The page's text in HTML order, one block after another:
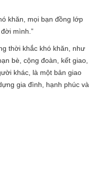
khăn, mọi bạn đồng lớp
mình.”
thời khắc khó khăn, như
bè, cộng đoàn, kết giao,
khác, là một bản giao
gia đình, hạnh phúc và